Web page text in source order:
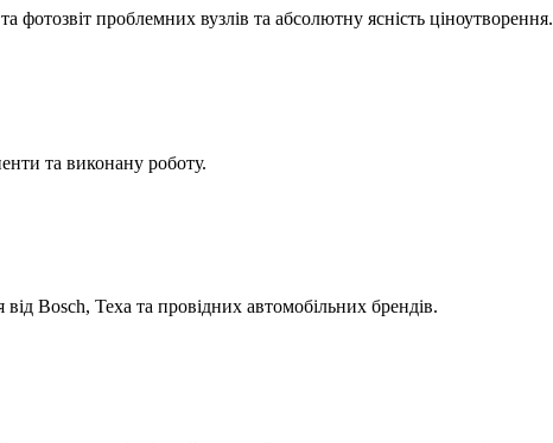
фотозвіт проблемних вузлів та абсолютну ясність ціноутворення.
та виконану роботу.
Bosch, Texa та провідних автомобільних брендів.